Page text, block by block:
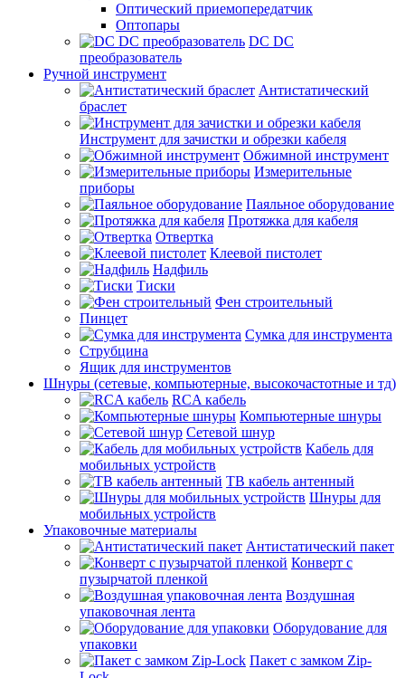
Оптический приемопередатчик
Оптопары
DC DC
преобразователь
Ручной инструмент
Антистатический
браслет
Инструмент для зачистки и обрезки кабеля
Обжимной инструмент
Измерительные
приборы
Паяльное оборудование
Протяжка для кабеля
Отвертка
Клеевой пистолет
Надфиль
Тиски
Фен строительный
Пинцет
Сумка для инструмента
Струбцина
Ящик для инструментов
Шнуры (сетевые, компьютерные, высокочастотные и тд)
RCA кабель
Компьютерные шнуры
Сетевой шнур
Кабель для
мобильных устройств
ТВ кабель антенный
Шнуры для
мобильных устройств
Упаковочные материалы
Антистатический пакет
Конверт с
пузырчатой пленкой
Воздушная
упаковочная лента
Оборудование для
упаковки
Пакет с замком Zip-